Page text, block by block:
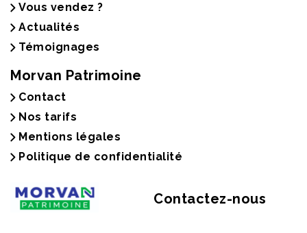
Vous vendez ?
Actualités
Témoignages
Morvan Patrimoine
Contact
Nos tarifs
Mentions légales
Politique de confidentialité
Contactez-nous